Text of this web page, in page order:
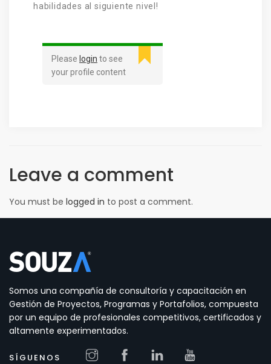
habilidades al siguiente nivel!
Please login to see
your profile content
Leave a comment
You must be logged in to post a comment.
Somos una compañía de consultoría y capacitación en
Gestión de Proyectos, Programas y Portafolios, compuesta
por un equipo de profesionales competitivos, certificados y
altamente experimentados.
SÍGUENOS